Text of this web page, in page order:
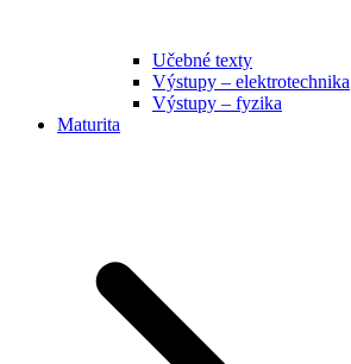
Učebné texty
Výstupy – elektrotechnika
Výstupy – fyzika
Maturita